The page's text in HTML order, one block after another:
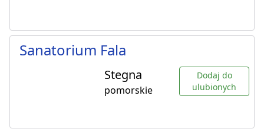
Sanatorium Fala
Stegna
pomorskie
Dodaj do
ulubionych